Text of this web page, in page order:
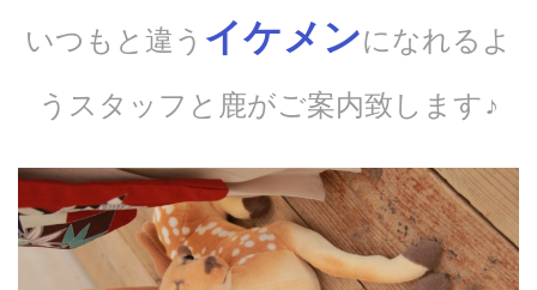
いつもと違う イケメンになれるよ
うスタッフと鹿がご案内致します♪